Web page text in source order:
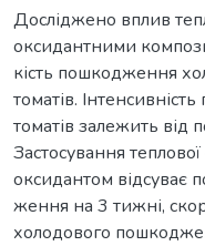
Досліджено вплив
оксидантними
кість пошкодження
томатів.
томатів залежить від
Застосування
оксидантом відсуває
ження на 3 тижні,
холодового